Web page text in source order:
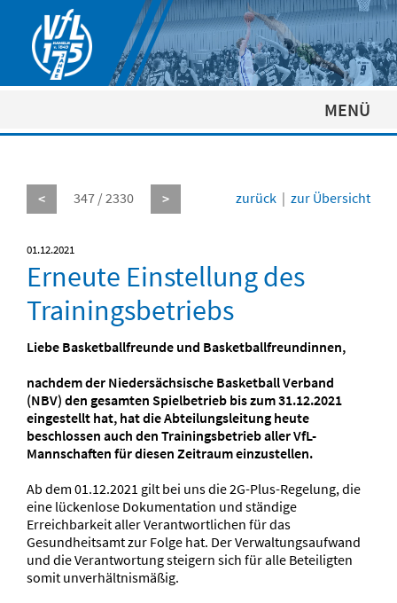
MENÜ
< 347 / 2330 > zurück | zur Übersicht
01.12.2021
Erneute Einstellung des
Trainingsbetriebs
Liebe Basketballfreunde und Basketballfreundinnen,
nachdem der Niedersächsische Basketball Verband
(NBV) den gesamten Spielbetrieb bis zum 31.12.2021
eingestellt hat, hat die Abteilungsleitung heute
beschlossen auch den Trainingsbetrieb aller VfL-
Mannschaften für diesen Zeitraum einzustellen.
Ab dem 01.12.2021 gilt bei uns die 2G-Plus-Regelung, die
eine lückenlose Dokumentation und ständige
Erreichbarkeit aller Verantwortlichen für das
Gesundheitsamt zur Folge hat. Der Verwaltungsaufwand
und die Verantwortung steigern sich für alle Beteiligten
somit unverhältnismäßig.